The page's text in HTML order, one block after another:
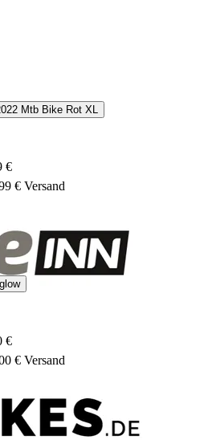
Mtb Bike Rot XL
€
€ Versand
€
€ Versand